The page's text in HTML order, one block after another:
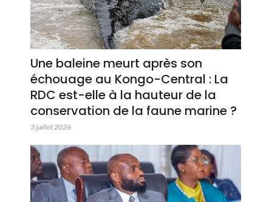
Une baleine meurt après son
échouage au Kongo-Central : La
RDC est-elle à la hauteur de la
conservation de la faune marine ?
3 juillet 2026